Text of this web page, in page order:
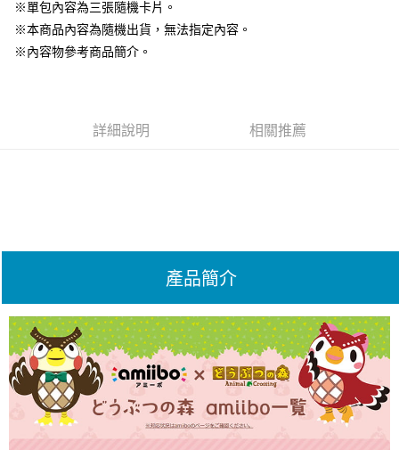
悠遊付
Google Pay
4.訂單成立30分鐘內，如未前往確認交易或遇審核未通過，訂單將自動取
消。如遇「轉專審核」未通過狀況，表示未達大哥付你分期系統評分，恕無
1.分期款項不併入電信帳單，「大哥付你分期」於每月結算日後寄送繳費提
醒簡訊。
2.透過簡訊連結打開帳單後，可選擇「超商條碼／台灣大直營門市／銀行轉
帳／街口支付／iPASS MONEY」等通路繳費。
【注意事項】
1.本服務係由「台灣大哥大股份有限公司」（以下簡稱本公司）所提供，讓
用戶於交易時，得透過本服務購買商品或服務，並由商店將買賣／分期付款
買賣價金債權讓與本公司後，依約使用本公司帳單繳交帳款。
２．便利：只要手機號碼，簡訊認證，即可結帳。
３．安心：先確認商品／服務後，再付款。
【「AFTEE先享後付」結帳流程】
１．於結帳方式選擇「AFTEE先享後付」後，將跳轉至「AFTEE先享後付」
結帳頁面，進行簡訊認證並確認金額後，即可完成結帳。
２．訂單成立數日內，您將收到繳費通知簡訊。
３．收到繳費通知簡訊後14天內，點擊此簡訊中的連結，可透過四大超商／
ATM／網路銀行／等多元方式進行付款，方視為交易完成。
※ 請注意：結帳手續完成當下不需立刻繳費，但若您需要取消訂單，請聯絡
每筆NT$60，滿NT$1,490(含以上)免運費
付款後全家取貨
每筆NT$55，滿NT$1,390(含以上)免運費
萊爾富取貨付款
每筆NT$60，滿NT$1,490(含以上)免運費
※單包內容為三張隨機卡片。
※本商品內容為隨機出貨，無法指定內容。
※內容物參考商品簡介。
詳細說明 相關推薦
產品簡介